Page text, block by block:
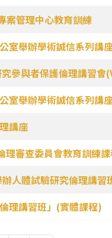
案管理中心教育訓練
室舉辦學術誠信系列講
參與者保護倫理講習會
室舉辦學術誠信系列講
講座
審查委員會教育訓練課
人體試驗研究倫理講習
理講習班」(實體課程)